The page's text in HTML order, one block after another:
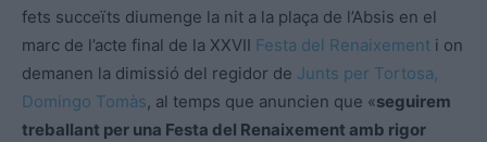
fets succeïts diumenge la nit a la plaça de l’Absis en el
marc de l’acte final de la XXVII Festa del Renaixement i on
demanen la dimissió del regidor de Junts per Tortosa,
Domingo Tomàs, al temps que anuncien que «seguirem
treballant per una Festa del Renaixement amb rigor